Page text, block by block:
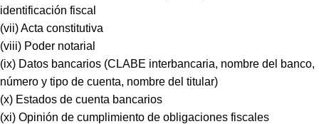
identificación fiscal
(vii) Acta constitutiva
(viii) Poder notarial
(ix) Datos bancarios (CLABE interbancaria, nombre del banco,
número y tipo de cuenta, nombre del titular)
(x) Estados de cuenta bancarios
(xi) Opinión de cumplimiento de obligaciones fiscales